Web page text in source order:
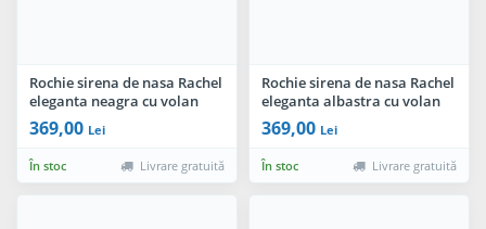
Rochie sirena de nasa Rachel
eleganta neagra cu volan
amplu
369,00 Lei
În stoc Livrare gratuită
Rochie sirena de nasa Rachel
eleganta albastra cu volan
amplu
369,00 Lei
În stoc Livrare gratuită